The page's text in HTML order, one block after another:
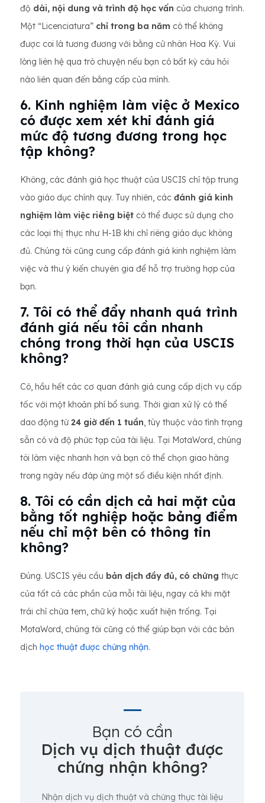
độ dài, nội dung và trình độ học vấn của chương trình.
Một “Licenciatura” chỉ trong ba năm có thể không
được coi là tương đương với bằng cử nhân Hoa Kỳ. Vui
lòng liên hệ qua trò chuyện nếu bạn có bất kỳ câu hỏi
nào liên quan đến bằng cấp của mình.
6. Kinh nghiệm làm việc ở Mexico
có được xem xét khi đánh giá
mức độ tương đương trong học
tập không?
Không, các đánh giá học thuật của USCIS chỉ tập trung
vào giáo dục chính quy. Tuy nhiên, các đánh giá kinh
nghiệm làm việc riêng biệt có thể được sử dụng cho
các loại thị thực như H-1B khi chỉ riêng giáo dục không
đủ. Chúng tôi cũng cung cấp đánh giá kinh nghiệm làm
việc và thư ý kiến chuyên gia để hỗ trợ trường hợp của
bạn.
7. Tôi có thể đẩy nhanh quá trình
đánh giá nếu tôi cần nhanh
chóng trong thời hạn của USCIS
không?
Có, hầu hết các cơ quan đánh giá cung cấp dịch vụ cấp
tốc với một khoản phí bổ sung. Thời gian xử lý có thể
dao động từ24 giờ đến 1 tuần, tùy thuộc vào tình trạng
sẵn có và độ phức tạp của tài liệu. Tại MotaWord, chúng
tôi làm việc nhanh hơn và bạn có thể chọn giao hàng
trong ngày nếu đáp ứng một số điều kiện nhất định.
8. Tôi có cần dịch cả hai mặt của
bằng tốt nghiệp hoặc bảng điểm
nếu chỉ một bên có thông tin
không?
Đúng. USCIS yêu cầu bản dịch đầy đủ, có chứng thực
của tất cả các phần của mỗi tài liệu, ngay cả khi mặt
trái chỉ chứa tem, chữ ký hoặc xuất hiện trống. Tại
MotaWord, chúng tôi cũng có thể giúp bạn với các bản
dịch học thuật được chứng nhận.
Bạn có cần
Dịch vụ dịch thuật được
chứng nhận không?
Nhận dịch vụ dịch thuật và chứng thực tài liệu